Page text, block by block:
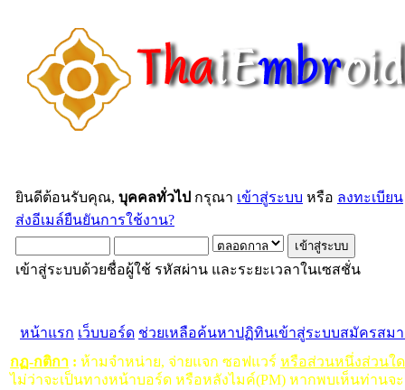
ยินดีต้อนรับคุณ, บุคคลทั่วไป กรุณา เข้าสู่ระบบ หรือ ลงทะเบียน
ส่งอีเมล์ยืนยันการใช้งาน?
เข้าสู่ระบบด้วยชื่อผู้ใช้ รหัสผ่าน และระยะเวลาในเซสชั่น
หน้าแรก เว็บบอร์ด ช่วยเหลือค้นหาปฏิทินเข้าสู่ระบบสมัครสม
กฏ-กติกา : ห้ามจำหน่าย, จ่ายแจก ซอฟแวร์ หรือส่วนหนึ่งส่วนใ
ไม่ว่าจะเป็นทางหน้าบอร์ด หรือหลังไมค์(PM) หากพบเห็นท่านจ